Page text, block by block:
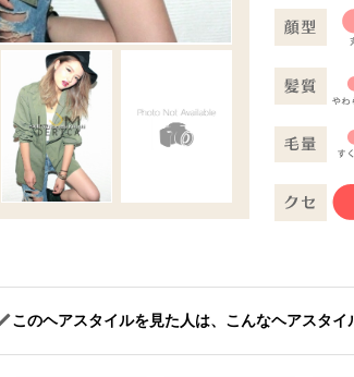
このヘアスタイルを見た人は、こんなヘアスタイ